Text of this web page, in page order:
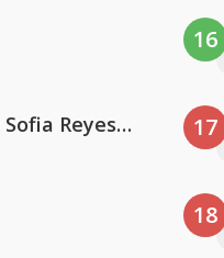
Kris Kross Amsterdam. Sofia Reyes & Tinie Tempah
16
17
18